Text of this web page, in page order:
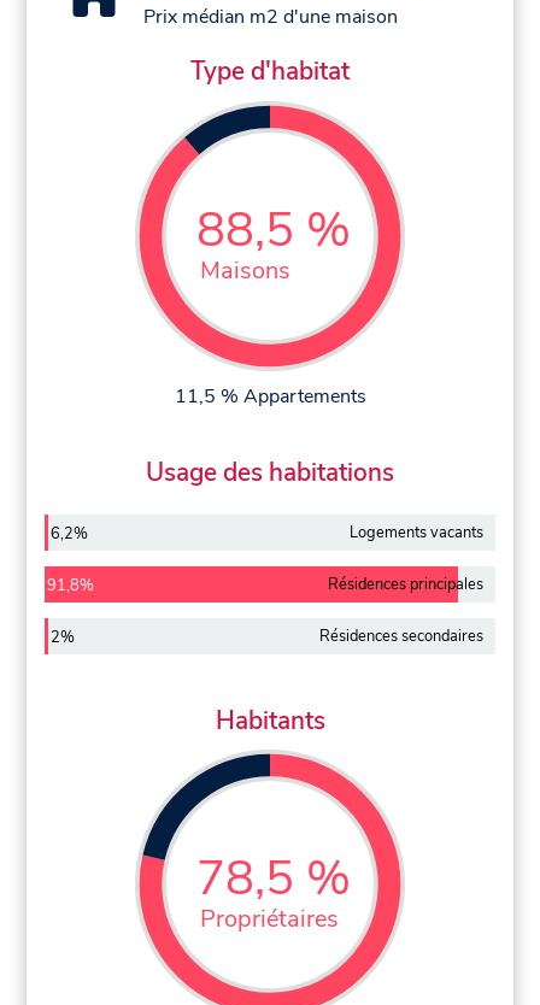
Prix médian m2 d'une maison
Type d'habitat
88,5 %
Maisons
11,5 % Appartements
Usage des habitations
6,2% Logements vacants
91,8% Résidences principales
2% Résidences secondaires
Habitants
78,5 %
Propriétaires